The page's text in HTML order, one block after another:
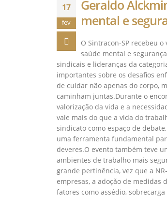
17
fev
Geraldo
mental e
O Sintracon-SP recebeu
saúde mental e
sindicais e lideranças da
importantes sobre os desafios
de cuidar não apenas do corpo,
caminham juntas.Durante o
valorização da vida e a
vale mais do que a vida do
sindicato como espaço de
uma ferramenta fundamental
deveres.O evento também teve
ambientes de trabalho mais
grande pertinência, vez que a
empresas, a adoção de medidas
fatores como assédio,